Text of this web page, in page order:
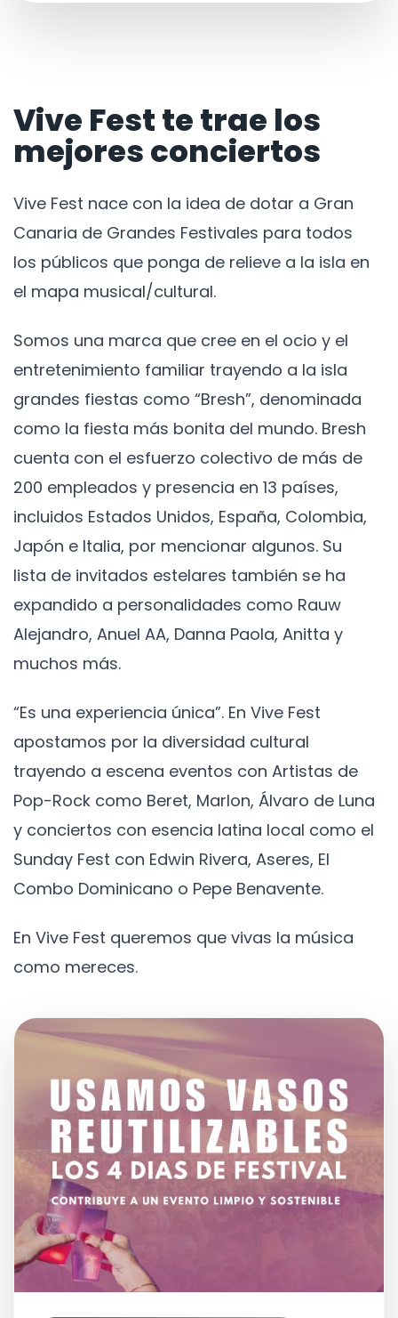
Vive Fest te trae los
mejores conciertos
Vive Fest nace con la idea de dotar a Gran
Canaria de Grandes Festivales para todos
los públicos que ponga de relieve a la isla en
el mapa musical/cultural.
Somos una marca que cree en el ocio y el
entretenimiento familiar trayendo a la isla
grandes fiestas como “Bresh”, denominada
como la fiesta más bonita del mundo. Bresh
cuenta con el esfuerzo colectivo de más de
200 empleados y presencia en 13 países,
incluidos Estados Unidos, España, Colombia,
Japón e Italia, por mencionar algunos. Su
lista de invitados estelares también se ha
expandido a personalidades como Rauw
Alejandro, Anuel AA, Danna Paola, Anitta y
muchos más.
“Es una experiencia única”. En Vive Fest
apostamos por la diversidad cultural
trayendo a escena eventos con Artistas de
Pop-Rock como Beret, Marlon, Álvaro de Luna
y conciertos con esencia latina local como el
Sunday Fest con Edwin Rivera, Aseres, El
Combo Dominicano o Pepe Benavente.
En Vive Fest queremos que vivas la música
como mereces.